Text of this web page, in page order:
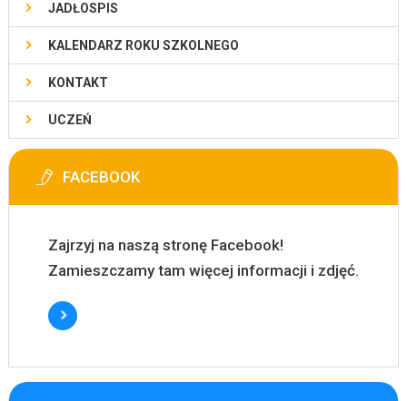
JADŁOSPIS
KALENDARZ ROKU SZKOLNEGO
KONTAKT
UCZEŃ
FACEBOOK
Zajrzyj na naszą stronę Facebook!
Zamieszczamy tam więcej informacji i zdjęć.